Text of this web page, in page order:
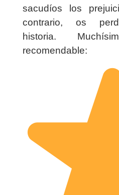
sacudíos los
contrario, os
historia.